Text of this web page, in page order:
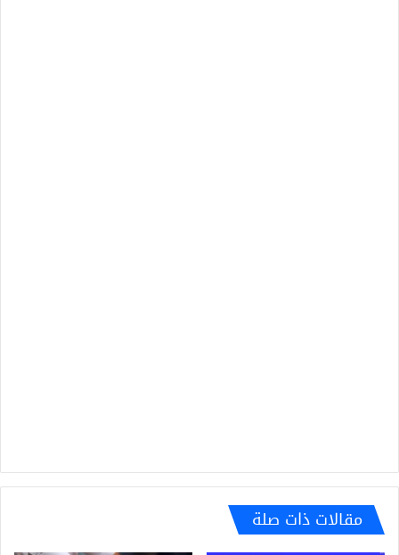
مقالات ذات صلة